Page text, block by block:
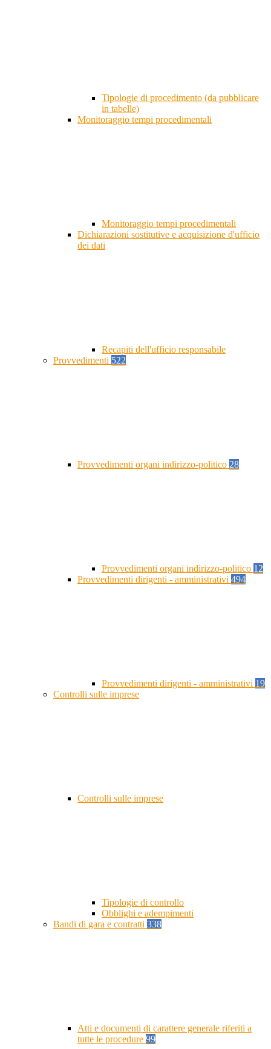
Tipologie di procedimento (da pubblicare
in tabelle)
Monitoraggio tempi procedimentali
Monitoraggio tempi procedimentali
Dichiarazioni sostitutive e acquisizione d'ufficio
dei dati
Recapiti dell'ufficio responsabile
Provvedimenti 522
Provvedimenti organi indirizzo-politico 28
Provvedimenti organi indirizzo-politico 12
Provvedimenti dirigenti - amministrativi 494
Provvedimenti dirigenti - amministrativi 19
Controlli sulle imprese
Controlli sulle imprese
Tipologie di controllo
Obblighi e adempimenti
Bandi di gara e contratti 338
Atti e documenti di carattere generale riferiti a
tutte le procedure 99